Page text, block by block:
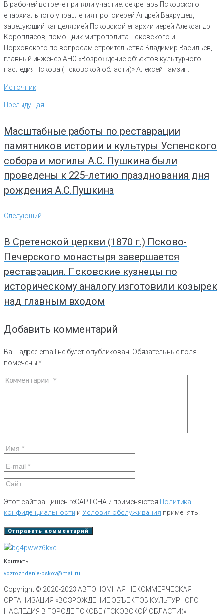
В рабочей встрече приняли участие: секретарь Псковского
епархиального управления протоиерей Андрей Вахрушев,
заведующий канцелярией Псковской епархии иерей Александр
Короплясов, помощник митрополита Псковского и
Порховского по вопросам строительства Владимир Васильев,
главный инженер АНО «Возрождение объектов культурного
наследия Пскова (Псковской области)» Алексей Гамзин.
Источник
Навигация
по
Предыдущая
Предыдущая
Масштабные работы по реставрации
памятников истории и культуры Успенского
собора и могилы А.С. Пушкина были
проведены к 225-летию празднования дня
рождения А.С.Пушкина
Следующий
Следующий
В Сретенской церкви (1870 г.) Псково-
Печерского монастыря завершается
реставрация. Псковские кузнецы по
историческому аналогу изготовили козырек
над главным входом
Добавить комментарий
Ваш адрес email не будет опубликован. Обязательные поля
помечены *
Этот сайт защищен reCAPTCHA и применяются Политика
конфиденциальности и Условия обслуживания применять.
Контакты
vozrozhdenie-pskov@mail.ru
Copyright © 2020-2023 АВТОНОМНАЯ НЕКОММЕРЧЕСКАЯ
ОРГАНИЗАЦИЯ «ВОЗРОЖДЕНИЕ ОБЪЕКТОВ КУЛЬТУРНОГО
НАСЛЕДИЯ В ГОРОДЕ ПСКОВЕ (ПСКОВСКОЙ ОБЛАСТИ)»